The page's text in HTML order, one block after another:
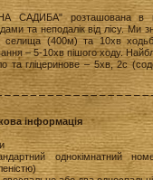
САДИБА" розташована в
та неподалік від лісу. Ми
селища (400м) та 10хв ходьби
– 5-10хв пішого ходу.
та гліцеринове – 5хв, 2с
інформація
однокімнатний